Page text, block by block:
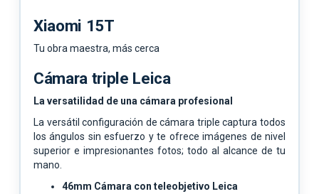
Xiaomi 15T
Tu obra maestra, más cerca
Cámara triple Leica
La versatilidad de una cámara profesional
La versátil configuración de cámara triple captura todos
los ángulos sin esfuerzo y te ofrece imágenes de nivel
superior e impresionantes fotos; todo al alcance de tu
mano.
46mm Cámara con teleobjetivo Leica